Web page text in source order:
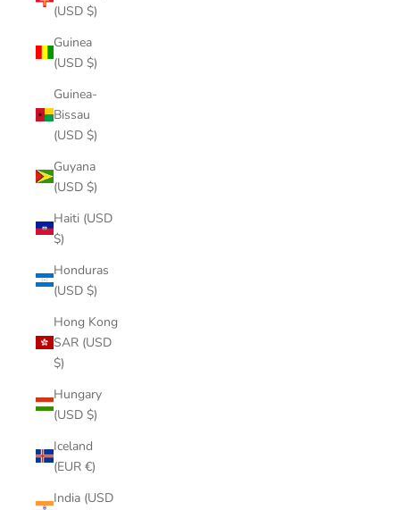
(USD $)
Guinea
(USD $)
Guinea-
Bissau
(USD $)
Guyana
(USD $)
Haiti (USD
$)
Honduras
(USD $)
Hong Kong
SAR (USD
$)
Hungary
(USD $)
Iceland
(EUR €)
India (USD